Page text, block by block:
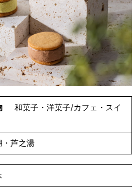
和菓子・洋菓子/カフェ・スイ
・芦之湯